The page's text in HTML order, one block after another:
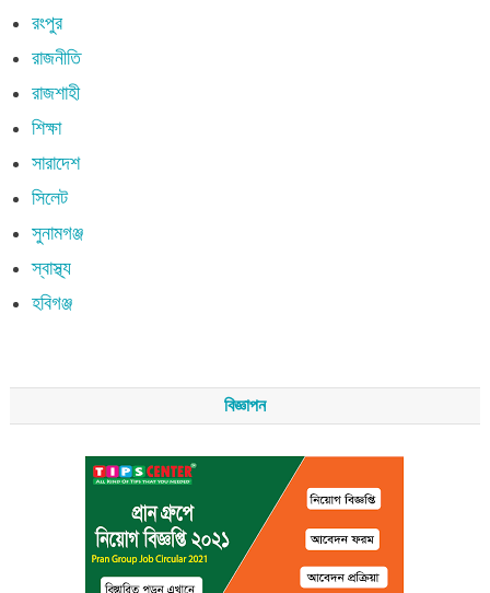
রংপুর
রাজনীতি
রাজশাহী
শিক্ষা
সারাদেশ
সিলেট
সুনামগঞ্জ
স্বাস্থ্য
হবিগঞ্জ
বিজ্ঞাপন